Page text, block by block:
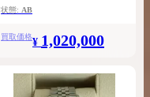
状態: AB
買取価格¥ 1,020,000